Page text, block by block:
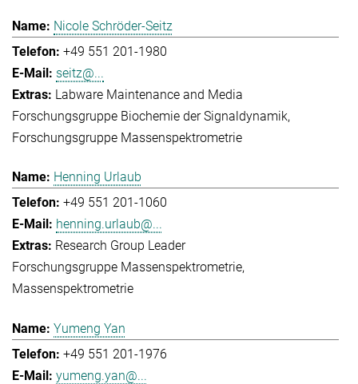
Nicole Schröder-Seitz
+49 551 201-1980
seitz@...
Labware Maintenance and Media
Forschungsgruppe Biochemie der Signaldynamik
Forschungsgruppe Massenspektrometrie
Henning Urlaub
+49 551 201-1060
henning.urlaub@...
Research Group Leader
Forschungsgruppe Massenspektrometrie
Massenspektrometrie
Yumeng Yan
+49 551 201-1976
yumeng.yan@...